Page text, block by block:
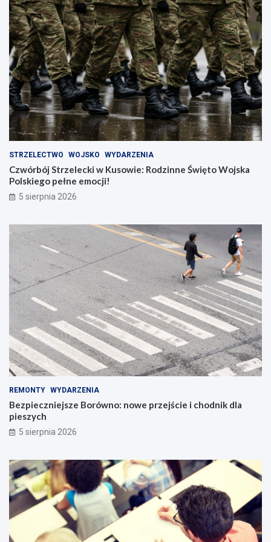
STRZELECTWO WOJSKO WYDARZENIA
Czwórbój Strzelecki w Kusowie: Rodzinne Święto Wojska
Polskiego pełne emocji!
5 sierpnia 2026
REMONTY WYDARZENIA
Bezpieczniejsze Borówno: nowe przejście i chodnik dla
pieszych
5 sierpnia 2026